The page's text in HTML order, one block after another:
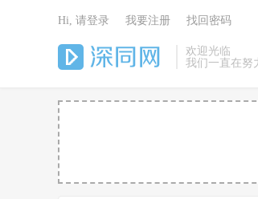
欢迎光临
我们一直在努
Hi, 请登录 我要注册 找回密码